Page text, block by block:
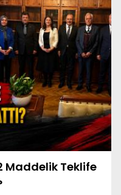
Maddelik Teklife